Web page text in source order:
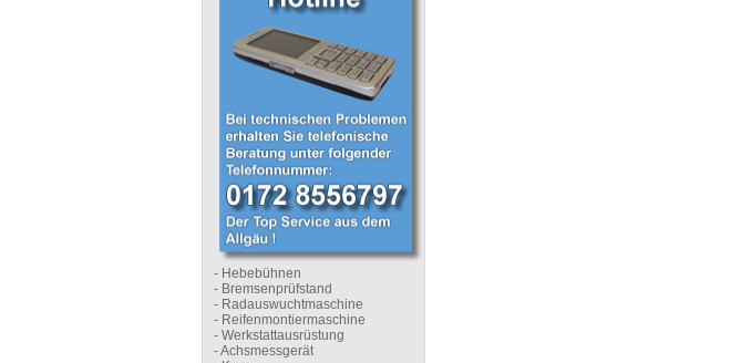
- Hebebühnen
- Bremsenprüfstand
- Radauswuchtmaschine
- Reifenmontiermaschine
- Werkstattausrüstung
- Achsmessgerät